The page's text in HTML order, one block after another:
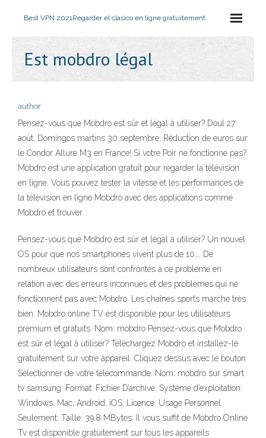
Best VPN 2021Regarder el clasico en ligne gratuitement
Est mobdro légal
author
Pensez-vous que Mobdro est sûr et légal à utiliser? Doul 27
août, Domingos martins 30 septembre, Réduction de euros sur
le Condor Allure M3 en France! Si votre Poir ne fonctionne pas?
Mobdro est une application gratuit pour regarder la télévision
en ligne. Vous pouvez tester la vitesse et les performances de
la télévision en ligne Mobdro avec des applications comme
Mobdro et trouver
Pensez-vous que Mobdro est sûr et légal à utiliser? Un nouvel
OS pour que nos smartphones vivent plus de 10…. De
nombreux utilisateurs sont confrontés à ce problème en
relation avec des erreurs inconnues et des problèmes qui ne
fonctionnent pas avec Mobdro. Les chaînes sports marche très
bien. Mobdro online TV est disponible pour les utilisateurs
premium et gratuits. Nom: mobdro Pensez-vous que Mobdro
est sûr et légal à utiliser? Téléchargez Mobdro et installez-le
gratuitement sur votre appareil. Cliquez dessus avec le bouton
Sélectionner de votre télécommande. Nom: mobdro sur smart
tv samsung: Format: Fichier D’archive: Système d’exploitation:
Windows, Mac, Android, iOS: Licence: Usage Personnel
Seulement: Taille: 39.8 MBytes: Il vous suffit de Mobdro Online
Tv est disponible gratuitement sur tous les appareils